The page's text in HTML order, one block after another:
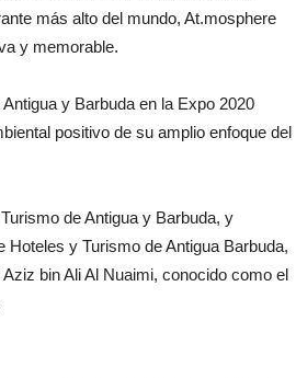
más alto del mundo, At.mosphere
y memorable.
y Barbuda en la Expo 2020
positivo de su amplio enfoque del
de Antigua y Barbuda, y
y Turismo de Antigua Barbuda,
bin Ali Al Nuaimi, conocido como el